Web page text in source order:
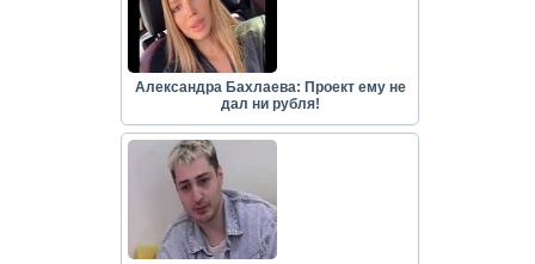
Александра Бахлаева: Проект ему не
дал ни рубля!